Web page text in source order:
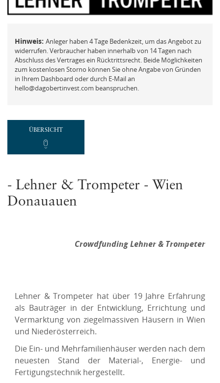
FAQ
Beschwerde
Mit der ich.app anmelden
Passwort vergessen und ändern
Neues Kundenkonto anlegen
NEUEN ACCOUNT ANLEGEN
Hinweis: Anleger haben 4 Tage Bedenkzeit, um das Angebot zu
widerrufen. Verbraucher haben innerhalb von 14 Tagen nach
Abschluss des Vertrages ein Rücktrittsrecht. Beide Möglichkeiten
zum kostenlosen Storno können Sie ohne Angabe von Gründen
in Ihrem Dashboard oder durch E-Mail an
hello@dagobertinvest.com beanspruchen.
ÜBERSICHT
- Lehner & Trompeter - Wien
Donauauen
Crowdfunding Lehner & Trompeter
Lehner & Trompeter hat über 19 Jahre Erfahrung
als Bauträger in der Entwicklung, Errichtung und
Vermarktung von ziegelmassiven Häusern in Wien
und Niederösterreich.
Die Ein- und Mehrfamilienhäuser werden nach dem
neuesten Stand der Material-, Energie- und
Fertigungstechnik hergestellt.